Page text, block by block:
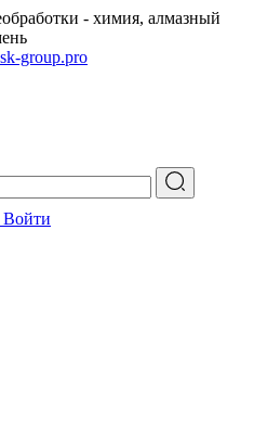
- химия, алмазный
group.pro
Войти